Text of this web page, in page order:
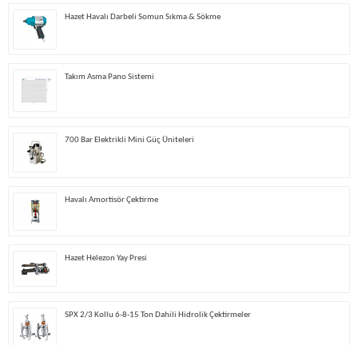
Hazet Havalı Darbeli Somun Sıkma & Sökme
Takım Asma Pano Sistemi
700 Bar Elektrikli Mini Güç Üniteleri
Havalı Amortisör Çektirme
Hazet Helezon Yay Presi
SPX 2/3 Kollu 6-8-15 Ton Dahili Hidrolik Çektirmeler